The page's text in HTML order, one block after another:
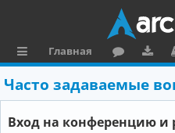
ы
л
Главная
ру
м
ру
зк
Часто задаваемые
Вход на конференцию и